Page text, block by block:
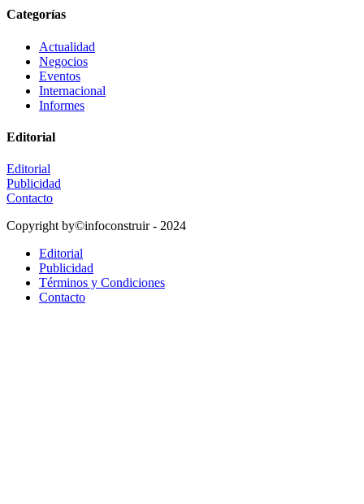
Categorías
Actualidad
Negocios
Eventos
Internacional
Informes
Editorial
Editorial
Publicidad
Contacto
Copyright by©infoconstruir - 2024
Editorial
Publicidad
Términos y Condiciones
Contacto